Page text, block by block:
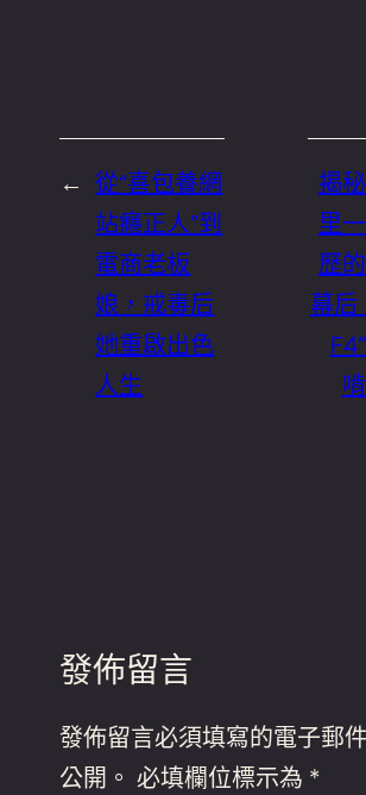
← 從“喜包養網
站癮正人”到
電商老板
娘，戒毒后
她重啟出色
人生
揭
里
歷
幕后
發佈留言
發佈留言必須填寫的電子郵
公開。 必填欄位標示為 *